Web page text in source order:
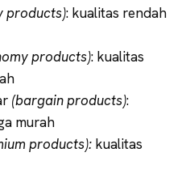
products): kualitas rendah
products): kualitas
(bargain products):
murah
products): kualitas